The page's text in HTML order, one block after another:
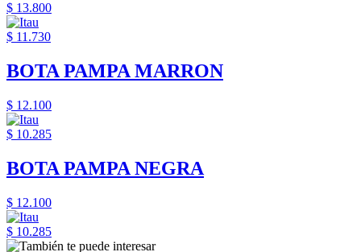
$ 13.800
$ 11.730
BOTA PAMPA MARRON
$ 12.100
$ 10.285
BOTA PAMPA NEGRA
$ 12.100
$ 10.285